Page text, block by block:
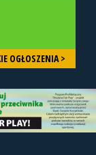
OGŁOSZENIA >